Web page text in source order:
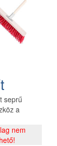
seprű
a
mm
Ezzel
nem